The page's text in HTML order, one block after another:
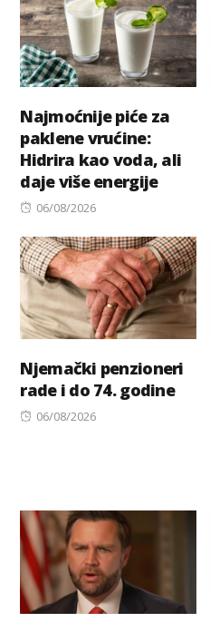
Najmoćnije piće za
paklene vrućine:
Hidrira kao voda, ali
daje više energije
Posted
06/08/2026
Njemački penzioneri
rade i do 74. godine
Posted
06/08/2026